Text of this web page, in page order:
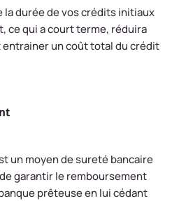
la durée de vos crédits initiaux
ce qui a court terme, réduira
un coût total du crédit
un moyen de sureté bancaire
garantir le remboursement
prêteuse en lui cédant